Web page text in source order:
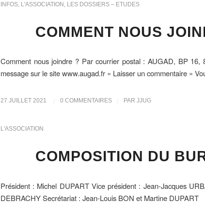
INFOS L'ASSOCIATION LES DOSSIERS – ETUDES
COMMENT NOUS
Comment nous joindre ? Par courrier postal : AUGAD, BP
message sur le site www.augad.fr « Laisser un commentaire »
27 JUILLET 2021 / 0 COMMENTAIRES / PAR JJUG
L'ASSOCIATION
COMPOSITION DU
Président : Michel DUPART Vice président : Jean-Jacques
DEBRACHY Secrétariat : Jean-Louis BON et Martine DUPART